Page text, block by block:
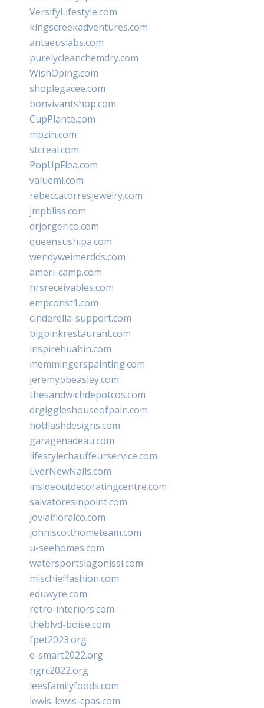
VersifyLifestyle.com
kingscreekadventures.com
antaeuslabs.com
purelycleanchemdry.com
WishOping.com
shoplegacee.com
bonvivantshop.com
CupPlante.com
mpzin.com
stcreal.com
PopUpFlea.com
valueml.com
rebeccatorresjewelry.com
jmpbliss.com
drjorgerico.com
queensushipa.com
wendyweimerdds.com
ameri-camp.com
hrsreceivables.com
empconst1.com
cinderella-support.com
bigpinkrestaurant.com
inspirehuahin.com
memmingerspainting.com
jeremypbeasley.com
thesandwichdepotcos.com
drgiggleshouseofpain.com
hotflashdesigns.com
garagenadeau.com
lifestylechauffeurservice.com
EverNewNails.com
insideoutdecoratingcentre.com
salvatoresinpoint.com
jovialfloralco.com
johnlscotthometeam.com
u-seehomes.com
watersportslagonissi.com
mischieffashion.com
eduwyre.com
retro-interiors.com
theblvd-boise.com
fpet2023.org
e-smart2022.org
ngrc2022.org
leesfamilyfoods.com
lewis-lewis-cpas.com